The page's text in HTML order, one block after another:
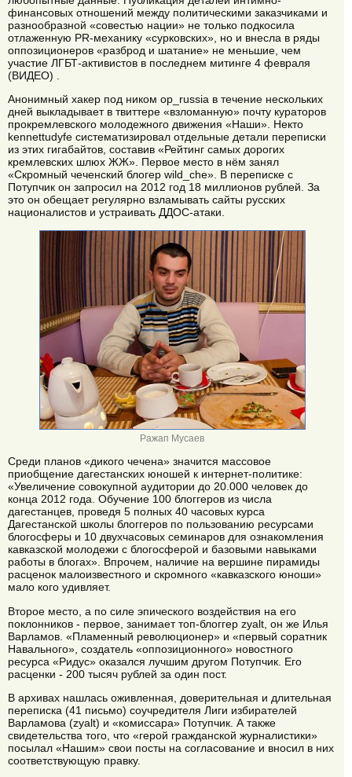
финансовых отношений между политическими заказчиками и
разнообразной «совестью нации» не только подкосила
отлаженную PR-механику «сурковских», но и внесла в ряды
оппозиционеров «разброд и шатание» не меньшие, чем
участие ЛГБТ-активистов в последнем митинге 4 февраля
(ВИДЕО) .
Анонимный хакер под ником op_russia в течение нескольких
дней выкладывает в твиттере «взломанную» почту кураторов
прокремлевского молодежного движения «Наши». Некто
kennettudyfe систематизировал отдельные детали переписки
из этих гигабайтов, составив «Рейтинг самых дорогих
кремлевских шлюх ЖЖ». Первое место в нём занял
«Скромный чеченский блогер wild_che». В переписке с
Потупчик он запросил на 2012 год 18 миллионов рублей. За
это он обещает регулярно взламывать сайты русских
националистов и устраивать ДДОС-атаки.
Ражап Мусаев
Среди планов «дикого чечена» значится массовое
приобщение дагестанских юношей к интернет-политике:
«Увеличение совокупной аудитории до 20.000 человек до
конца 2012 года. Обучение 100 блоггеров из числа
дагестанцев, проведя 5 полных 40 часовых курса
Дагестанской школы блоггеров по пользованию ресурсами
блогосферы и 10 двухчасовых семинаров для ознакомления
кавказской молодежи с блогосферой и базовыми навыками
работы в блогах». Впрочем, наличие на вершине пирамиды
расценок малоизвестного и скромного «кавказского юноши»
мало кого удивляет.
Второе место, а по силе эпического воздействия на его
поклонников - первое, занимает топ-блоггер zyalt, он же Илья
Варламов. «Пламенный революционер» и «первый соратник
Навального», создатель «оппозиционного» новостного
ресурса «Ридус» оказался лучшим другом Потупчик. Его
расценки - 200 тысяч рублей за один пост.
В архивах нашлась оживленная, доверительная и длительная
переписка (41 письмо) соучредителя Лиги избирателей
Варламова (zyalt) и «комиссара» Потупчик. А также
свидетельства того, что «герой гражданской журналистики»
посылал «Нашим» свои посты на согласование и вносил в них
соответствующую правку.